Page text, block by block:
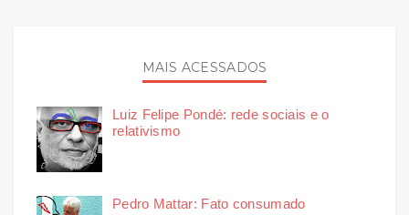
MAIS ACESSADOS
Luiz Felipe Pondé: rede sociais e o
relativismo
Pedro Mattar: Fato consumado